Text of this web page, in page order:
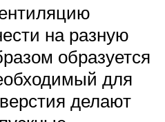
на разную
образуется
для
делают